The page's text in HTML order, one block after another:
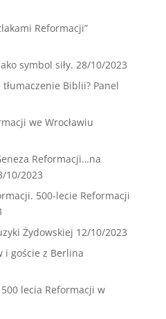
Reformacji”
symbol siły. 28/10/2023
Biblii? Panel
we Wrocławiu
Reformacji…na
10/2023
500-lecie Reformacji
Żydowskiej 12/10/2023
i goście z Berlina
lecia Reformacji w